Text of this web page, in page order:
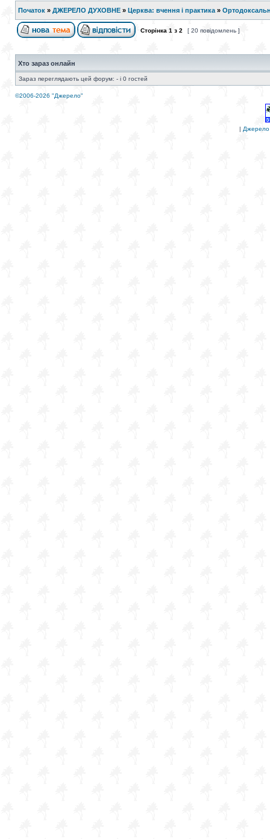
Початок » ДЖЕРЕЛО ДУХОВНЕ » Церква: вчення і практика »
Сторінка 1 з 2 [ 20 повідомлень ]
Хто зараз онлайн
Зараз переглядають цей форум: - і 0 гостей
©2006-2026 "Джерело"
| Джерело